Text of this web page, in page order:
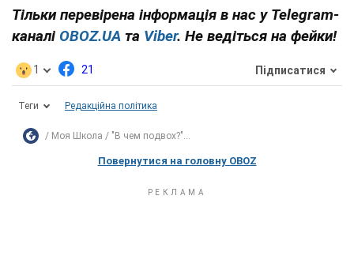
Тільки перевірена інформація в нас у Telegram-
каналі OBOZ.UA та Viber. Не ведіться на фейки!
1 21 Підписатися
Теги Редакційна політика
Моя Школа "В чем подвох?"...
Повернутися на головну OBOZ